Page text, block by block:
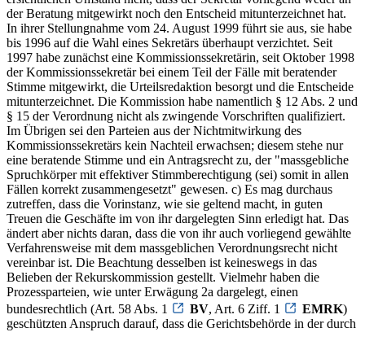
der Beratung mitgewirkt noch den Entscheid mitunterzeichnet hat.
In ihrer Stellungnahme vom 24. August 1999 führt sie aus, sie habe
bis 1996 auf die Wahl eines Sekretärs überhaupt verzichtet. Seit
1997 habe zunächst eine Kommissionssekretärin, seit Oktober 1998
der Kommissionssekretär bei einem Teil der Fälle mit beratender
Stimme mitgewirkt, die Urteilsredaktion besorgt und die Entscheide
mitunterzeichnet. Die Kommission habe namentlich § 12 Abs. 2 und
§ 15 der Verordnung nicht als zwingende Vorschriften qualifiziert.
Im Übrigen sei den Parteien aus der Nichtmitwirkung des
Kommissionssekretärs kein Nachteil erwachsen; diesem stehe nur
eine beratende Stimme und ein Antragsrecht zu, der "massgebliche
Spruchkörper mit effektiver Stimmberechtigung (sei) somit in allen
Fällen korrekt zusammengesetzt" gewesen. c) Es mag durchaus
zutreffen, dass die Vorinstanz, wie sie geltend macht, in guten
Treuen die Geschäfte im von ihr dargelegten Sinn erledigt hat. Das
ändert aber nichts daran, dass die von ihr auch vorliegend gewählte
Verfahrensweise mit dem massgeblichen Verordnungsrecht nicht
vereinbar ist. Die Beachtung desselben ist keineswegs in das
Belieben der Rekurskommission gestellt. Vielmehr haben die
Prozessparteien, wie unter Erwägung 2a dargelegt, einen
bundesrechtlich (Art. 58 Abs. 1
BV, Art. 6 Ziff. 1 EMRK)
geschützten Anspruch darauf, dass die Gerichtsbehörde in der durch